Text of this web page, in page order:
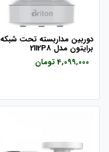
دوربین مداربسته تحت شبکه
برایتون مدل 2112P8
4,099,000 تومان